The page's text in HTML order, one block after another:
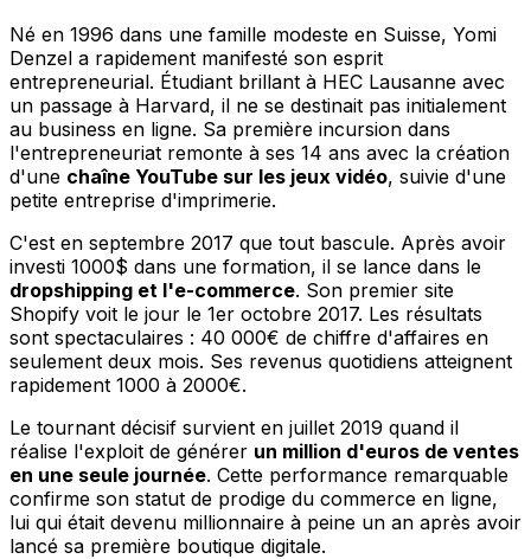
Né en 1996 dans une famille modeste en Suisse, Yomi
Denzel a rapidement manifesté son esprit
entrepreneurial. Étudiant brillant à HEC Lausanne avec
un passage à Harvard, il ne se destinait pas initialement
au business en ligne. Sa première incursion dans
l'entrepreneuriat remonte à ses 14 ans avec la création
d'une chaîne YouTube sur les jeux vidéo, suivie d'une
petite entreprise d'imprimerie.
C'est en septembre 2017 que tout bascule. Après avoir
investi 1000$ dans une formation, il se lance dans le
dropshipping et l'e-commerce. Son premier site
Shopify voit le jour le 1er octobre 2017. Les résultats
sont spectaculaires : 40 000€ de chiffre d'affaires en
seulement deux mois. Ses revenus quotidiens atteignent
rapidement 1000 à 2000€.
Le tournant décisif survient en juillet 2019 quand il
réalise l'exploit de générer un million d'euros de ventes
en une seule journée. Cette performance remarquable
confirme son statut de prodige du commerce en ligne,
lui qui était devenu millionnaire à peine un an après avoir
lancé sa première boutique digitale.